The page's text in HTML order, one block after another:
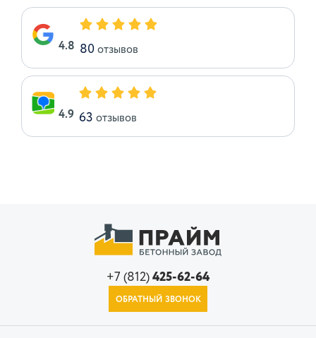
4.8 80 отзывов
4.9 63 отзывов
+7 (812) 425-62-64
ОБРАТНЫЙ ЗВОНОК